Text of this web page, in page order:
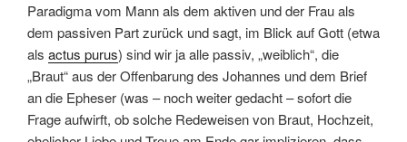
Paradigma vom Mann als dem aktiven und der Frau als
dem passiven Part zurück und sagt, im Blick auf Gott (etwa
als actus purus) sind wir ja alle passiv, „weiblich“, die
„Braut“ aus der Offenbarung des Johannes und dem Brief
an die Epheser (was – noch weiter gedacht – sofort die
Frage aufwirft, ob solche Redeweisen von Braut, Hochzeit,